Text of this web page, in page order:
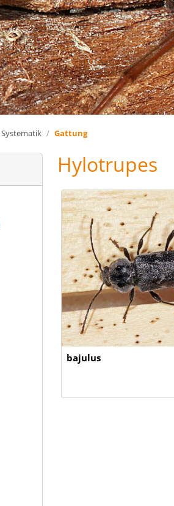
Systematik Gattung
Hylotrupes
bajulus